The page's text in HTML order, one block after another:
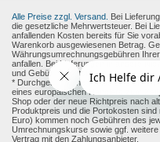
Alle Preise zzgl. Versand. Bei
die gesetzliche Mehrwertsteuer. Bei
anfallenden Kosten bereits für Sie
Warenkorb ausgewiesenen Betrag.
Währungsumrechnungsgebühren
anfallen. Bei Lieferungen in andere
und Gebühren entstehen.
* Durchgestrichene Preise sind die
eines europäischen Händlers zum
Shop oder der neue Richtpreis nach
Produktpreis und die Portokosten
Euro) kommen noch Gebühren des
Umrechnungskurse sowie ggf.
Vertrag mit den Zahlungsanbieter.